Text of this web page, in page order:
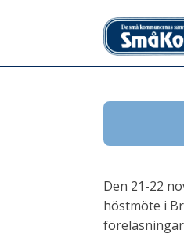
Den 21-22
höstmöte i